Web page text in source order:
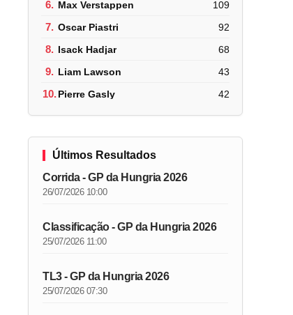
6. Max Verstappen 109
7. Oscar Piastri 92
8. Isack Hadjar 68
9. Liam Lawson 43
10.Pierre Gasly 42
Últimos Resultados
Corrida - GP da Hungria 2026
26/07/2026 10:00
Classificação - GP da Hungria 2026
25/07/2026 11:00
TL3 - GP da Hungria 2026
25/07/2026 07:30